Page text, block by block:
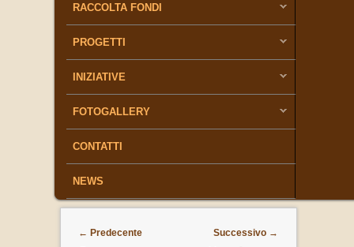
RACCOLTA FONDI
PROGETTI
INIZIATIVE
FOTOGALLERY
CONTATTI
NEWS
Navigazione articoli
← Predecente Successivo →